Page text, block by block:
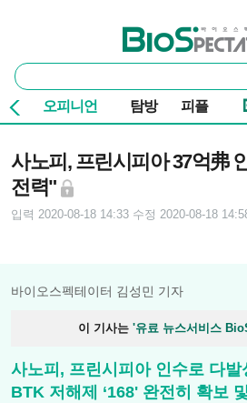
바이오스펙테이터
통
합
검
색
오피니언 탐방 피플
사노피, 프린시피아 37억弗
전력"
입력 2020-08-18 14:33 수정 2020-08-18
바이오스펙테이터 김성민 기자
이 기사는 '유료 뉴스서비스
사노피, 프린시피아 인수로 다
BTK 저해제 ‘168' 완전히 확보